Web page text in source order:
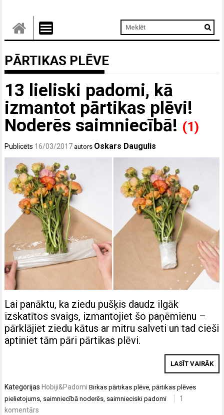
PĀRTIKAS PLĒVE
13 lieliski padomi, kā
izmantot pārtikas plēvi!
Noderēs saimniecībā! (1)
Publicēts 16/03/2017 autors Oskars Daugulis
Lai panāktu, ka ziedu pušķis daudz ilgāk
izskatītos svaigs, izmantojiet šo paņēmienu –
pārklājiet ziedu kātus ar mitru salveti un tad cieši
aptiniet tām pāri pārtikas plēvi.
LASĪT VAIRĀK
KategorijasHobiji&Padomi Birkaspārtikas plēve ,pārtikas plēves
pielietojums saimniecībā noderēs saimnieciski padomi
1
komentārs